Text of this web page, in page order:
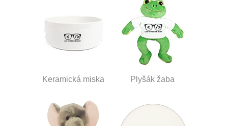
Keramická miska Plyšák žaba